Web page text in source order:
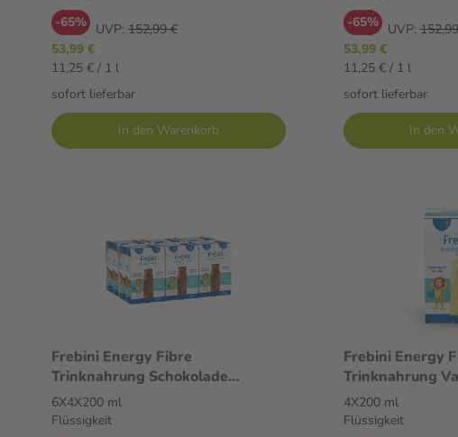
-65% UVP: 152,99 €
53,99 €
11,25 € / 1 l
sofort lieferbar
In den Warenkorb
-65%
UVP:
53,99 €
11,25 € / 1 l
sofort lieferbar
In den
Frebini Energy Fibre
Trinknahrung Schokolade
6X4X200 ml Flüssigkeit
6X4X200 ml
Flüssigkeit
Frebini Energy
Trinknahrung
Flüssigkeit
4X200 ml
Flüssigkeit